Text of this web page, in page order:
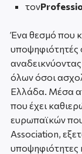
τον
Ένα θεσμό που
υποψηφιότητές
όλων όσοι
Ελλάδα. Μέσα
που έχει
ευρωπαϊκών
Association,
υποψηφιότητες